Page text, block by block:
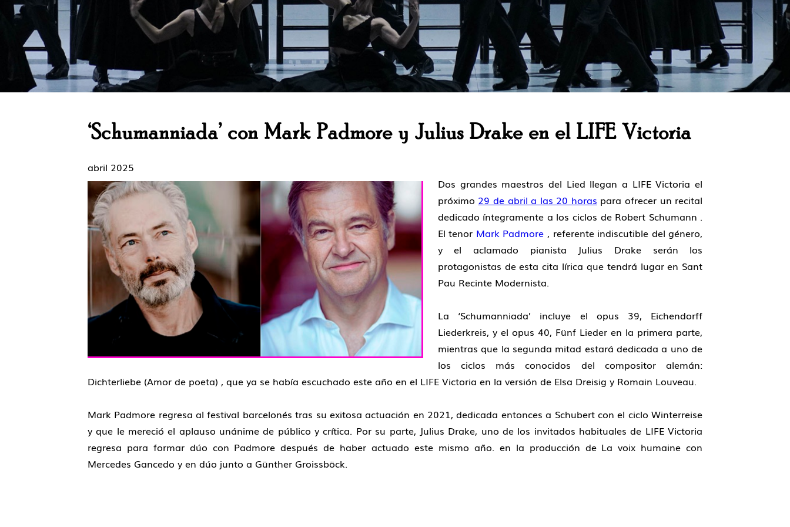
‘Schumanniada’ con Mark Padmore y Julius Drake en el LIFE Victoria
abril 2025
Dos grandes maestros del Lied llegan a LIFE Victoria el
próximo 29 de abril a las 20 horas para ofrecer un recital
dedicado íntegramente a los ciclos de Robert Schumann .
El tenor Mark Padmore , referente indiscutible del género,
y el aclamado pianista
Julius Drakeserán los
protagonistas de esta cita lírica que tendrá lugar en Sant
Pau Recinte Modernista.
La ‘Schumanniada’ incluye el opus 39,
Eichendorff
Liederkreis, y el opus 40, Fünf Lieder en la primera parte,
mientras que la segunda mitad estará dedicada a uno de
los ciclos más conocidos del compositor alemán:
Dichterliebe(Amor de poeta) , que ya se había escuchado este año en el LIFE Victoria en la versión de Elsa Dreisig y Romain Louveau.
Mark Padmore regresa al festival barcelonés tras su exitosa actuación en 2021, dedicada entonces a Schubert con el cicloWinterreise
yque le mereció el aplauso unánime de público y crítica. Por su parte, Julius Drake, uno de los invitados habituales de LIFE Victoria
regresa para formar dúo con Padmore después de haber actuado este mismo año. en la producción de La voix humaine con
Mercedes Gancedo y en dúo junto a Günther Groissböck.